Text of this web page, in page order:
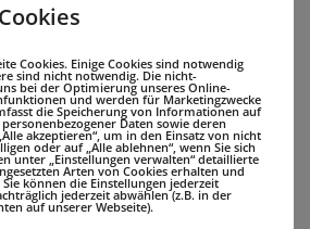
durch die
Cookies. Einige Cookies sind notwendig
sind nicht notwendig. Die nicht-
bei der Optimierung unseres Online-
und werden für Marketingzwecke
die Speicherung von Informationen auf
Daten sowie deren
akzeptieren“, um in den Einsatz von nicht
oder auf „Alle ablehnen“, wenn Sie sich
unter „Einstellungen verwalten“ detaillierte
Arten von Cookies erhalten und
können die Einstellungen jederzeit
jederzeit abwählen (z.B. in der
auf unserer Webseite).